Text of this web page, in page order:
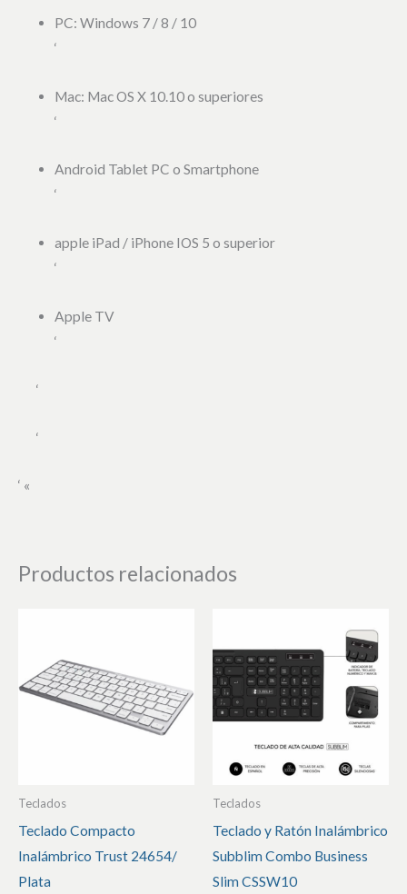
PC: Windows 7 / 8 / 10
‘
Mac: Mac OS X 10.10 o superiores
‘
Android Tablet PC o Smartphone
‘
apple iPad / iPhone IOS 5 o superior
‘
Apple TV
‘
‘
‘
‘ «
Productos relacionados
Teclados
Teclado Compacto
Inalámbrico Trust 24654/
Plata
Teclados
Teclado y Ratón Inalámbrico
Subblim Combo Business
Slim CSSW10